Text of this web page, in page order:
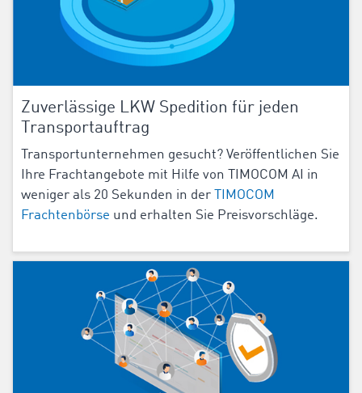
Zuverlässige LKW Spedition für jeden
Transportauftrag
Transportunternehmen gesucht? Veröffentlichen Sie
Ihre Frachtangebote mit Hilfe von TIMOCOM AI in
weniger als 20 Sekunden in der
TIMOCOM
Frachtenbörse und erhalten Sie Preisvorschläge.